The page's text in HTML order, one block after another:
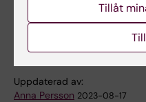
Critical Reviews in
Uppdaterad av:
Anna Persson 2023-08-17
Tillåt